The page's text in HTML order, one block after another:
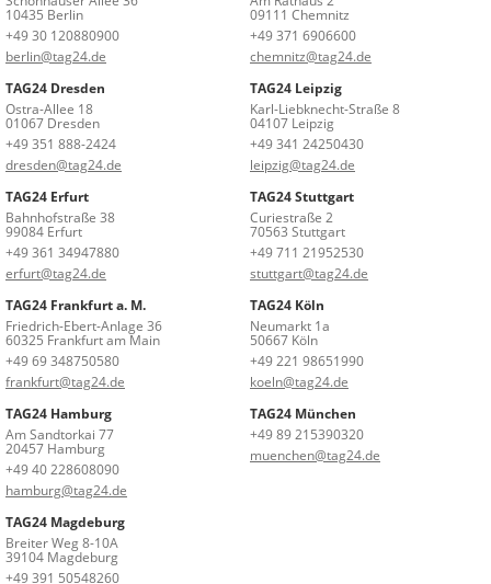
10435 Berlin
+49 30 120880900
berlin@tag24.de
09111 Chemnitz
+49 371 6906600
chemnitz@tag24.de
TAG24 Dresden
Ostra-Allee 18
01067 Dresden
+49 351 888-2424
dresden@tag24.de
TAG24 Leipzig
Karl-Liebknecht-Straße 8
04107 Leipzig
+49 341 24250430
leipzig@tag24.de
TAG24 Erfurt
Bahnhofstraße 38
99084 Erfurt
+49 361 34947880
erfurt@tag24.de
TAG24 Stuttgart
Curiestraße 2
70563 Stuttgart
+49 711 21952530
stuttgart@tag24.de
TAG24 Frankfurt a. M.
Friedrich-Ebert-Anlage 36
60325 Frankfurt am Main
+49 69 348750580
frankfurt@tag24.de
TAG24 Köln
Neumarkt 1a
50667 Köln
+49 221 98651990
koeln@tag24.de
TAG24 Hamburg
Am Sandtorkai 77
20457 Hamburg
+49 40 228608090
hamburg@tag24.de
TAG24 München
+49 89 215390320
muenchen@tag24.de
TAG24 Magdeburg
Breiter Weg 8-10A
39104 Magdeburg
+49 391 50548260